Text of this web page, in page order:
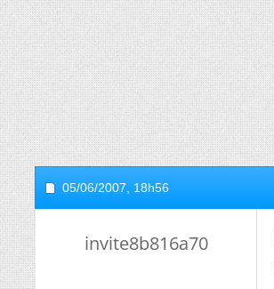
05/06/2007, 18h56
invite8b816a70